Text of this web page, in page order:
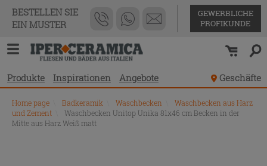
BESTELLEN SIE
EIN MUSTER
GEWERBLICHE
PROFIKUNDE
Produkte Inspirationen Angebote Geschäfte
Home page Badkeramik Waschbecken
Waschbecken aus Harz
und Zement
Waschbecken Unitop Unika 81x46 cm Becken in der
Mitte aus Harz Weiß matt